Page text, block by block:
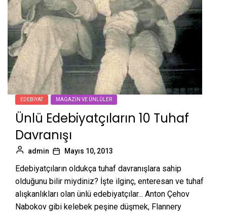
EDEBIYAT MAGAZIN VE ÜNLÜLER
Ünlü Edebiyatçıların 10 Tuhaf
Davranışı
admin Mayıs 10, 2013
Edebiyatçıların oldukça tuhaf davranışlara sahip
olduğunu bilir miydiniz? İşte ilginç, enteresan ve tuhaf
alışkanlıkları olan ünlü edebiyatçılar... Anton Çehov
Nabokov gibi kelebek peşine düşmek, Flannery